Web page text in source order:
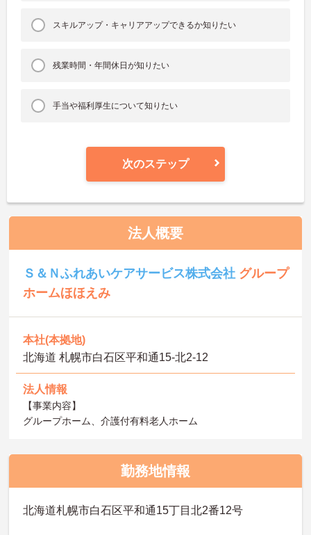
スキルアップ・キャリアアップできるか知りたい
残業時間・年間休日が知りたい
手当や福利厚生について知りたい
次のステップ
法人概要
Ｓ＆Ｎふれあいケアサービス株式会社 グループ
ホームほほえみ
本社(本拠地)
北海道 札幌市白石区平和通15-北2-12
法人情報
【事業内容】
グループホーム、介護付有料老人ホーム
勤務地情報
北海道札幌市白石区平和通15丁目北2番12号